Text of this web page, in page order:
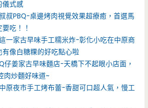
儀式感
叔PBQ-桌邊烤肉視覺效果超療癒，首選馬
吃！！
一家古早味手工糯米炸-彰化小吃在中原商
像白糖粿的好吃點心啦
仔姜家古早味麵店-天橋下不起眼小店面，
肉炒麵好味道~
原夜市手工烤布蕾-香甜可口超人氣，慢工